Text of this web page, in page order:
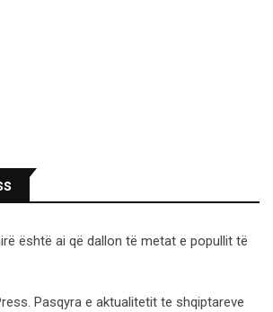
është ai që dallon të metat e popullit të
Pasqyra e aktualitetit te shqiptareve